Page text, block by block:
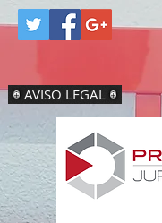
AVISO LEGAL